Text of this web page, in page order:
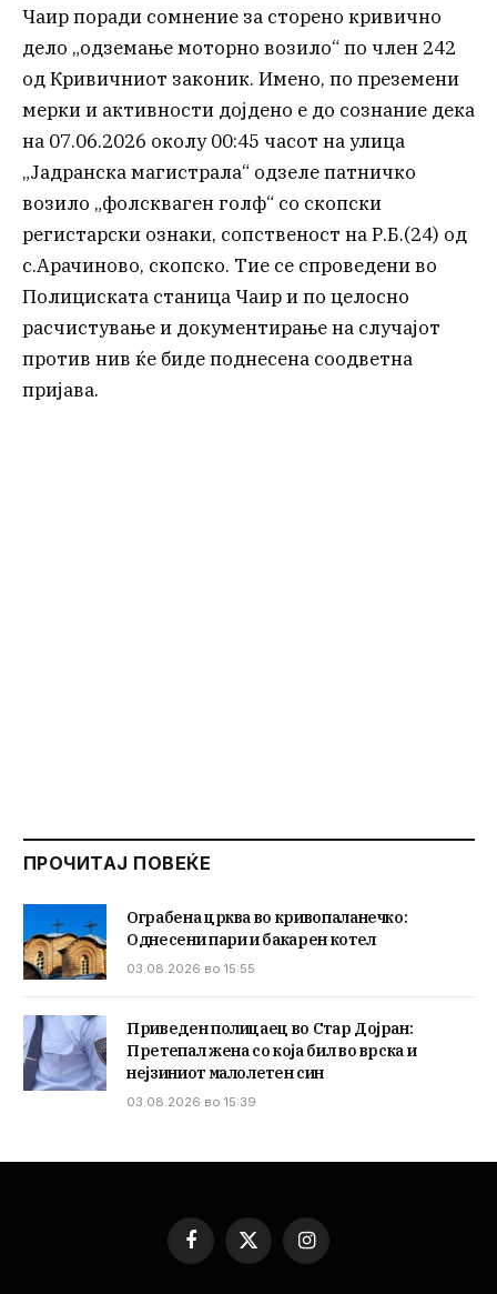
Чаир поради сомнение за сторено кривично
дело „одземање моторно возило“ по член 242
од Кривичниот законик. Имено, по преземени
мерки и активности дојдено е до сознание дека
на 07.06.2026 околу 00:45 часот на улица
„Јадранска магистрала“ одзеле патничко
возило „фолскваген голф“ со скопски
регистарски ознаки, сопственост на Р.Б.(24) од
с.Арачиново, скопско. Тие се спроведени во
Полициската станица Чаир и по целосно
расчистување и документирање на случајот
против нив ќе биде поднесена соодветна
пријава.
ПРОЧИТАЈ ПОВЕЌЕ
Ограбена црква во кривопаланечко:
Однесени пари и бакарен котел
03.08.2026 во 15:55
Приведен полицаец во Стар Дојран:
Претепал жена со која бил во врска и
нејзиниот малолетен син
03.08.2026 во 15:39
Facebook
X
Instagram